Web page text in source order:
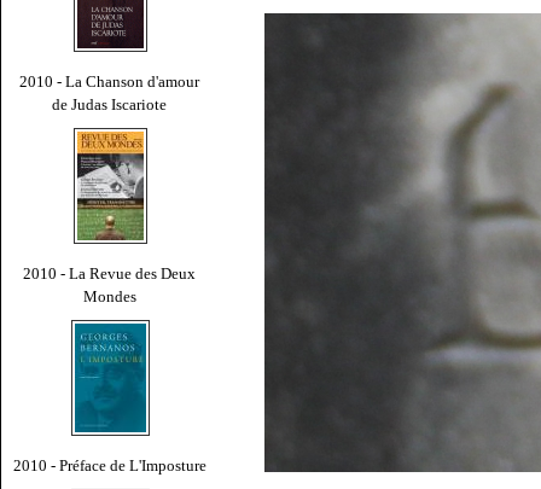
2010 - La Chanson d'amour
de Judas Iscariote
2010 - La Revue des Deux
Mondes
2010 - Préface de L'Imposture